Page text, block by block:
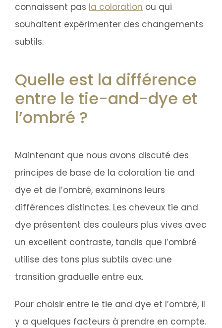
connaissent pas la coloration ou qui
souhaitent expérimenter des changements
subtils.
Quelle est la différence
entre le tie-and-dye et
l’ombré ?
Maintenant que nous avons discuté des
principes de base de la coloration tie and
dye et de l’ombré, examinons leurs
différences distinctes. Les cheveux tie and
dye présentent des couleurs plus vives avec
un excellent contraste, tandis que l’ombré
utilise des tons plus subtils avec une
transition graduelle entre eux.
Pour choisir entre le tie and dye et l’ombré, il
y a quelques facteurs à prendre en compte.